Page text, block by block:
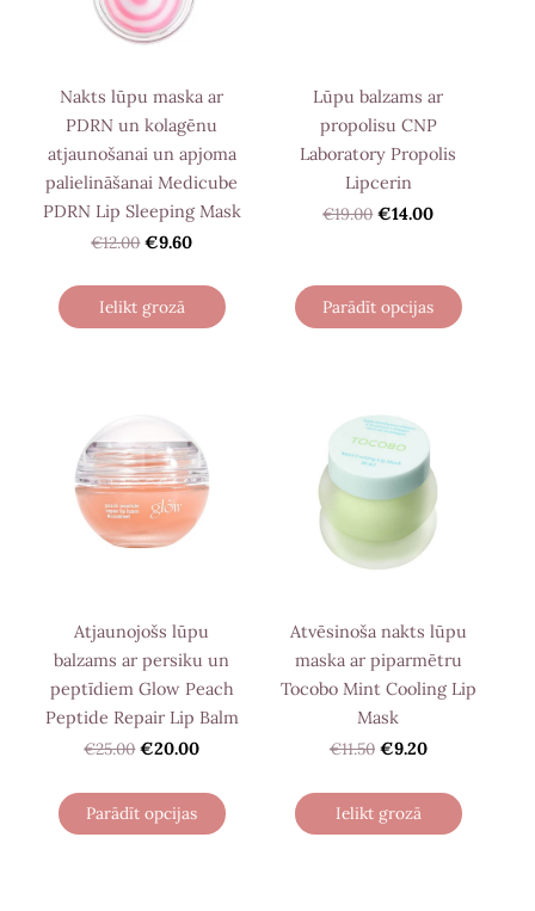
Nakts lūpu maska ​​ar
PDRN un kolagēnu
atjaunošanai un apjoma
palielināšanai Medicube
PDRN Lip Sleeping Mask
€12.00 €9.60
Ielikt grozā
Lūpu balzams ar
propolisu CNP
Laboratory Propolis
Lipcerin
€19.00 €14.00
Parādīt opcijas
Atjaunojošs lūpu
balzams ar persiku un
peptīdiem Glow Peach
Peptide Repair Lip Balm
€25.00 €20.00
Parādīt opcijas
Atvēsinoša nakts lūpu
maska ar piparmētru
Tocobo Mint Cooling Lip
Mask
€11.50 €9.20
Ielikt grozā